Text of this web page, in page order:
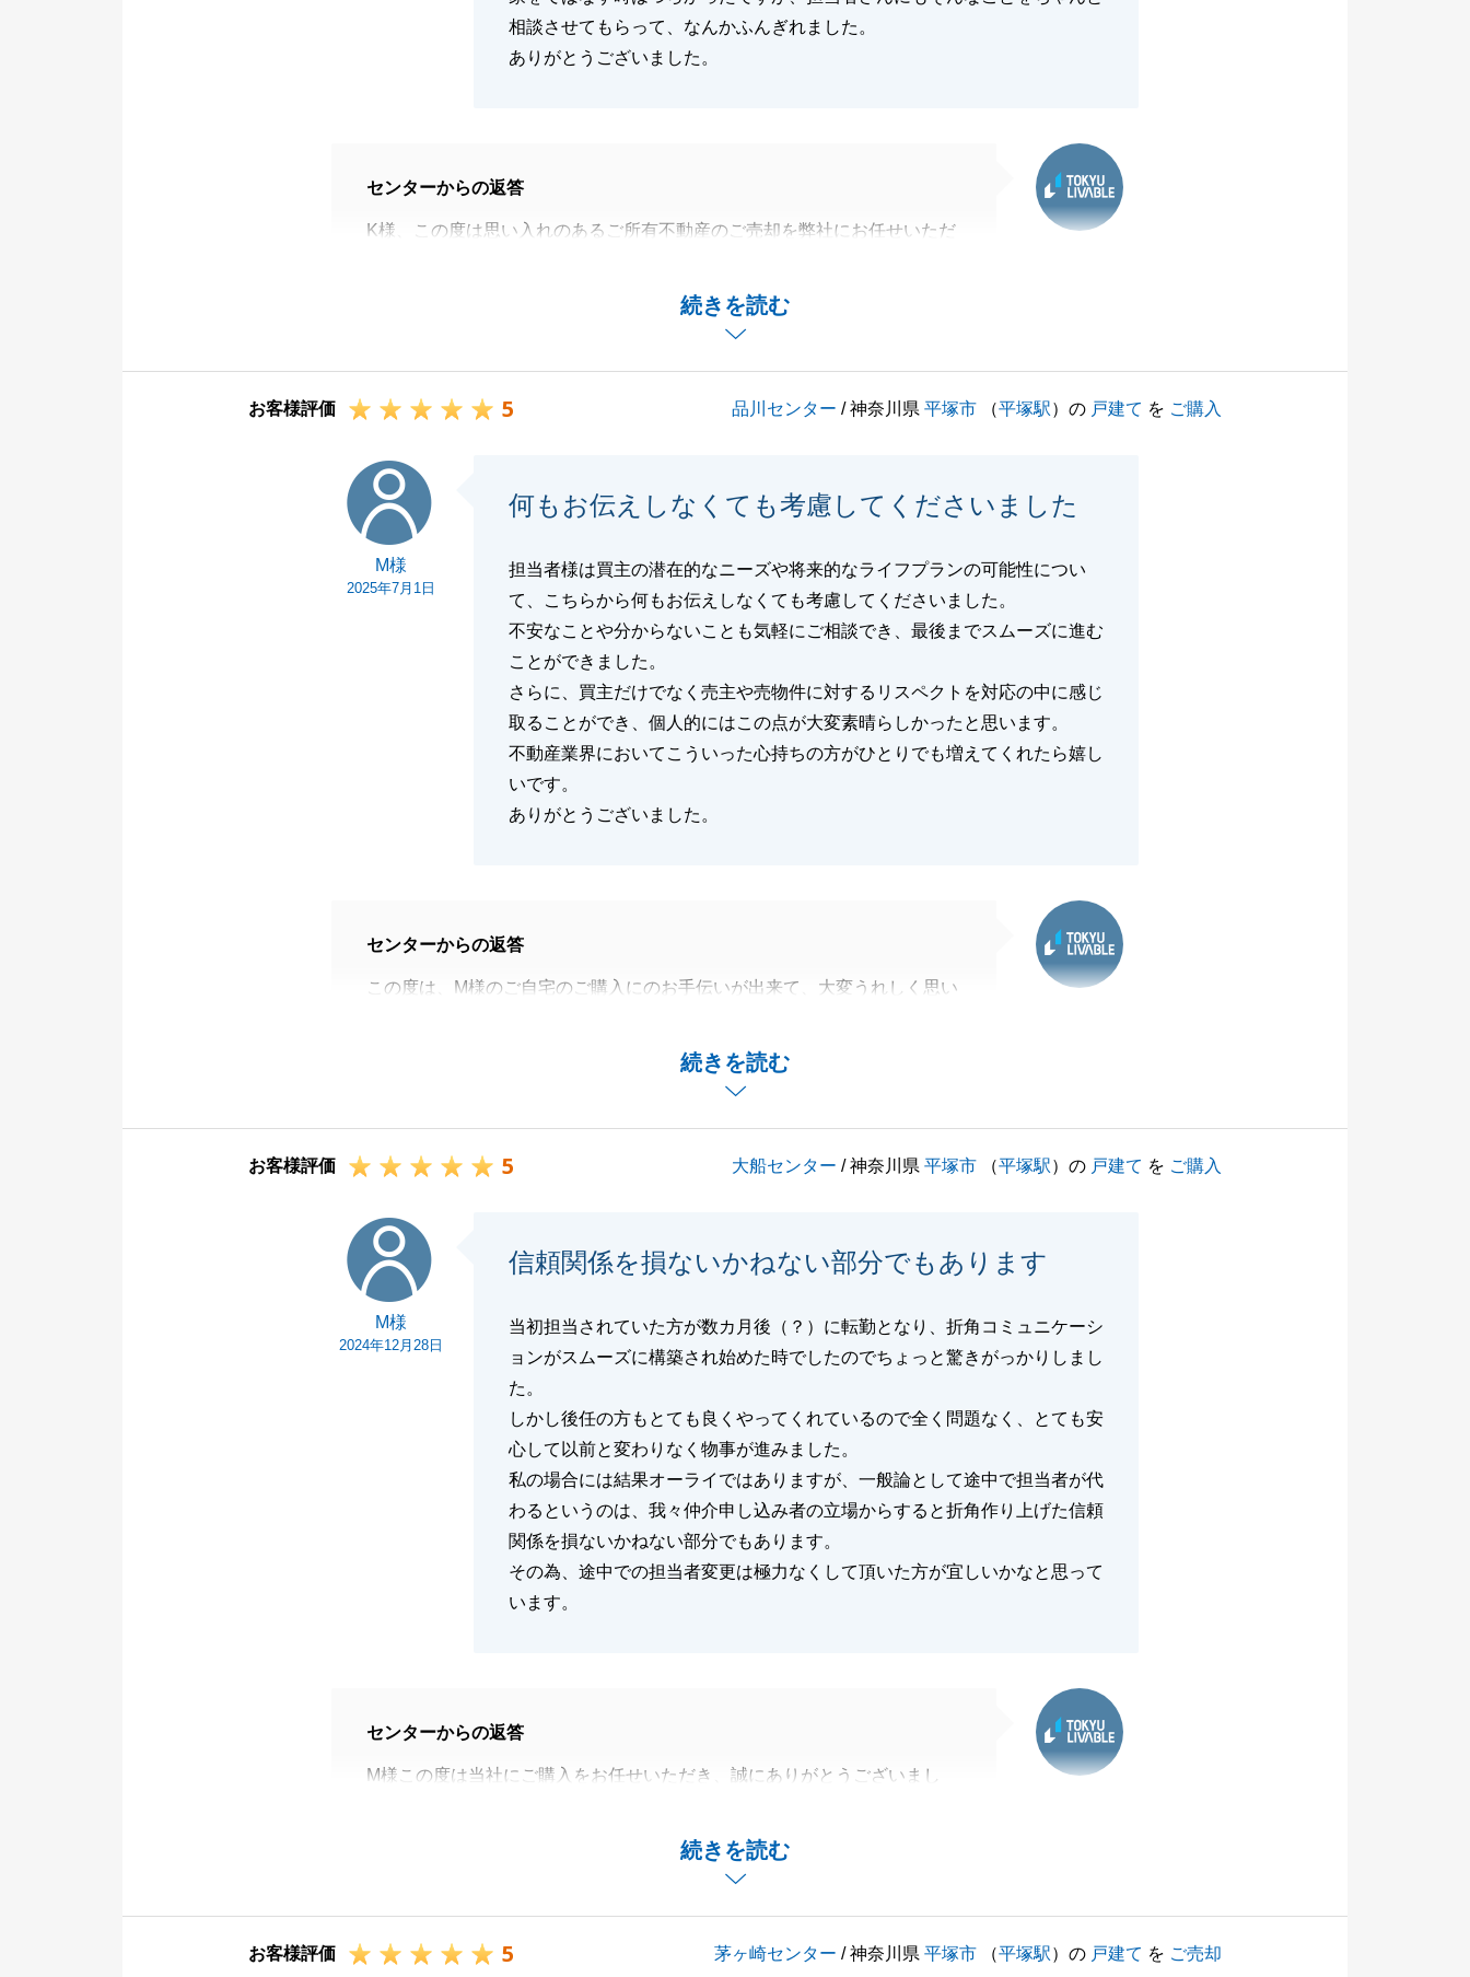
相談させてもらって、なんかふんぎれました。
ありがとうございました。
続きを読む
センターからの返答
K様、この度は思い入れのあるご所有不動産のご売却を弊社にお任せいただ
ご売却やお引越しに関してご不安な点を払拭できて私も良かったです。
あたたかいお言葉もありがとうございます。
閉じる
お客様評価 5 品川センター / 神奈川県平塚市 （平塚駅）の 戸建て を ご購入
M様
2025年7月1日
何もお伝えしなくても考慮してくださいました
担当者様は買主の潜在的なニーズや将来的なライフプランの可能性につい
て、こちらから何もお伝えしなくても考慮してくださいました。
不安なことや分からないことも気軽にご相談でき、最後までスムーズに進む
ことができました。
さらに、買主だけでなく売主や売物件に対するリスペクトを対応の中に感じ
取ることができ、個人的にはこの点が大変素晴らしかったと思います。
不動産業界においてこういった心持ちの方がひとりでも増えてくれたら嬉し
いです。
ありがとうございました。
続きを読む
センターからの返答
この度は、M様のご自宅のご購入にのお手伝いが出来て、大変うれしく思い
沢山ご提案をさせて頂きましたが、お二人がイメージする住宅をご提供てき
お客様評価 5 大船センター / 神奈川県平塚市 （平塚駅）の 戸建て を ご購入
M様
2024年12月28日
信頼関係を損ないかねない部分でもあります
当初担当されていた方が数カ月後（？）に転勤となり、折角コミュニケーシ
ョンがスムーズに構築され始めた時でしたのでちょっと驚きがっかりしまし
た。
しかし後任の方もとても良くやってくれているので全く問題なく、とても安
心して以前と変わりなく物事が進みました。
私の場合には結果オーライではありますが、一般論として途中で担当者が代
わるというのは、我々仲介申し込み者の立場からすると折角作り上げた信頼
関係を損ないかねない部分でもあります。
その為、途中での担当者変更は極力なくして頂いた方が宜しいかなと思って
います。
続きを読む
センターからの返答
M様この度は当社にご購入をお任せいただき、誠にありがとうございまし
担当者変更でお手間をおかけすることとなり大変申し訳ございませんでし
またお困り事がございましたらいつでもご相談ください。
お客様評価 5 茅ヶ崎センター / 神奈川県平塚市 （平塚駅）の 戸建て を ご売却